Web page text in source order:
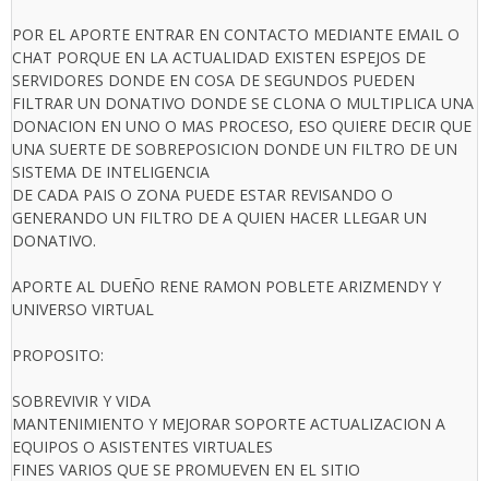
POR EL APORTE ENTRAR EN CONTACTO MEDIANTE EMAIL O
CHAT PORQUE EN LA ACTUALIDAD EXISTEN ESPEJOS DE
SERVIDORES DONDE EN COSA DE SEGUNDOS PUEDEN
FILTRAR UN DONATIVO DONDE SE CLONA O MULTIPLICA UNA
DONACION EN UNO O MAS PROCESO, ESO QUIERE DECIR QUE
UNA SUERTE DE SOBREPOSICION DONDE UN FILTRO DE UN
SISTEMA DE INTELIGENCIA
DE CADA PAIS O ZONA PUEDE ESTAR REVISANDO O
GENERANDO UN FILTRO DE A QUIEN HACER LLEGAR UN
DONATIVO.
APORTE AL DUEÑO RENE RAMON POBLETE ARIZMENDY Y
UNIVERSO VIRTUAL
PROPOSITO:
SOBREVIVIR Y VIDA
MANTENIMIENTO Y MEJORAR SOPORTE ACTUALIZACION A
EQUIPOS O ASISTENTES VIRTUALES
FINES VARIOS QUE SE PROMUEVEN EN EL SITIO